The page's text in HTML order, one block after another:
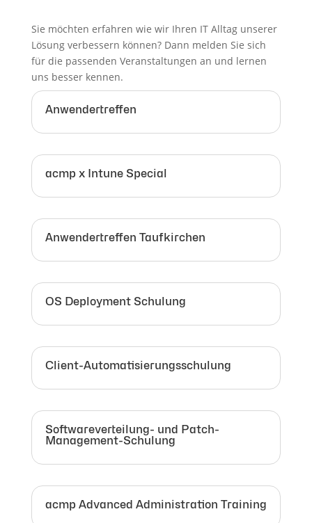
Sie möchten erfahren wie wir Ihren IT Alltag unserer
Lösung verbessern können? Dann melden Sie sich
für die passenden Veranstaltungen an und lernen
uns besser kennen.
Anwendertreffen
acmp x Intune Special
Anwendertreffen Taufkirchen
OS Deployment Schulung
Client-Automatisierungsschulung
Softwareverteilung- und Patch-
Management-Schulung
acmp Advanced Administration Training